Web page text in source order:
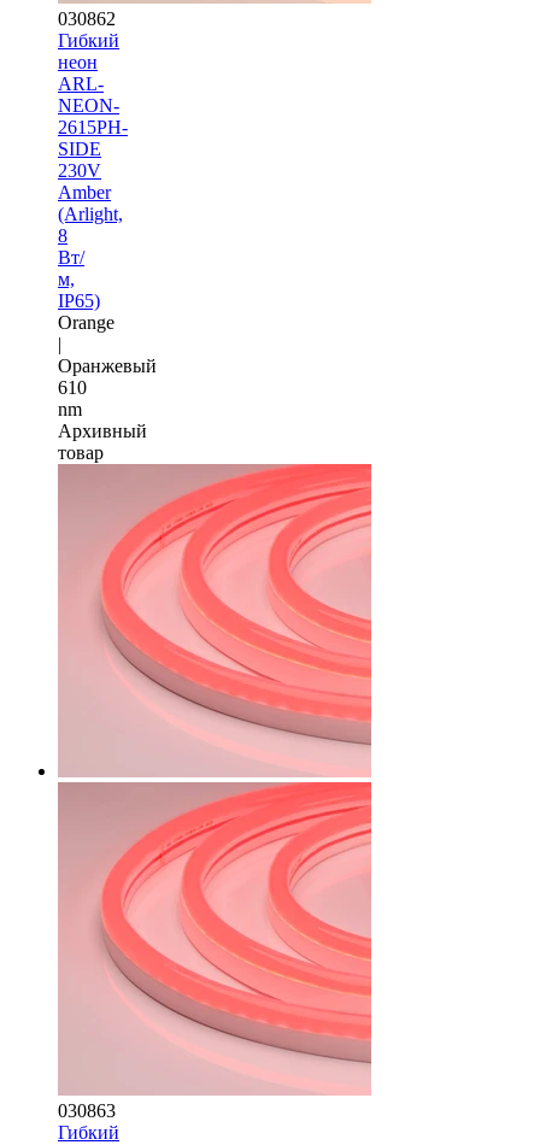
030862
Гибкий
неон
ARL-
NEON-
2615PH-
SIDE
230V
Amber
(Arlight,
8
Вт/
м,
IP65)
Orange
|
Оранжевый
610
nm
Архивный
товар
030863
Гибкий